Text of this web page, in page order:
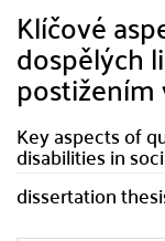
Klíčové
dospělých
postižením
Key aspects of
disabilities in
dissertation